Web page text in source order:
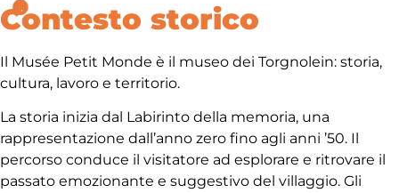
Contesto storico
Il Musée Petit Monde è il museo dei Torgnolein: storia,
cultura, lavoro e territorio.
La storia inizia dal Labirinto della memoria, una
rappresentazione dall’anno zero fino agli anni ’50. Il
percorso conduce il visitatore ad esplorare e ritrovare il
passato emozionante e suggestivo del villaggio. Gli